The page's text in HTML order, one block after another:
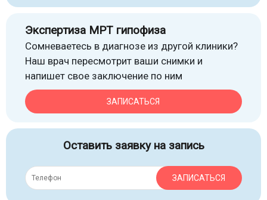
Экспертиза МРТ гипофиза
Сомневаетесь в диагнозе из другой клиники?
Наш врач пересмотрит ваши снимки и
напишет свое заключение по ним
ЗАПИСАТЬСЯ
Оставить заявку на запись
ЗАПИСАТЬСЯ